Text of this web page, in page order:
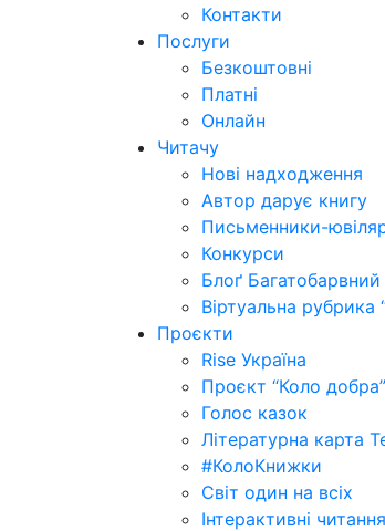
Контакти
Послуги
Безкоштовні
Платні
Онлайн
Читачу
Нові надходження
Автор дарує книгу
Письменники-
Конкурси
Блоґ
Віртуальна рубрика
Проєкти
Rise Україна
Проєкт “Коло добра”
Голос казок
Літературна карта
#КолоКнижки
Світ один на всіх
Інтерактивні